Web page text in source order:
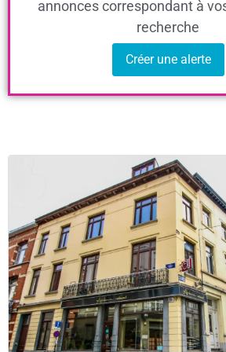
annonces correspondant à
recherche
Créer une alerte